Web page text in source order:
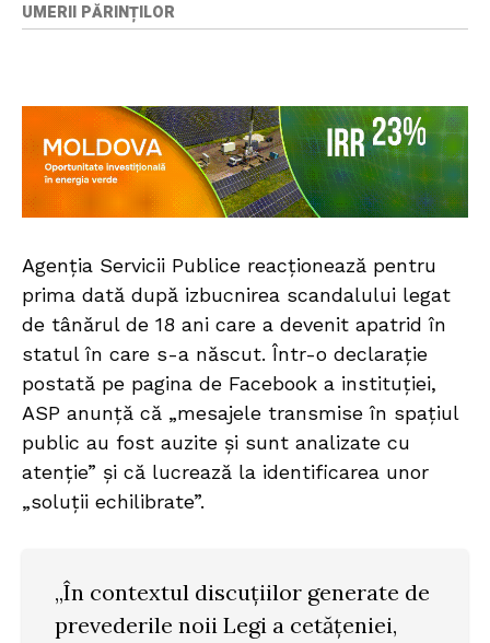
UMERII PĂRINȚILOR
Agenția Servicii Publice reacționează pentru
prima dată după izbucnirea scandalului legat
de tânărul de 18 ani care a devenit apatrid în
statul în care s-a născut. Într-o declarație
postată pe pagina de Facebook a instituției,
ASP anunță că „mesajele transmise în spațiul
public au fost auzite și sunt analizate cu
atenție” și că lucrează la identificarea unor
„soluții echilibrate”.
„În contextul discuțiilor generate de
prevederile noii Legi a cetățeniei,